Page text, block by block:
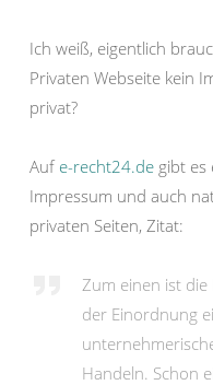
Ich weiß, eigentlich
Privaten Webseite kein
privat?
Auf e-recht24.de gibt es
Impressum und auch
privaten Seiten, Zitat:
Zum einen ist
der Einordnung
Handeln. Schon